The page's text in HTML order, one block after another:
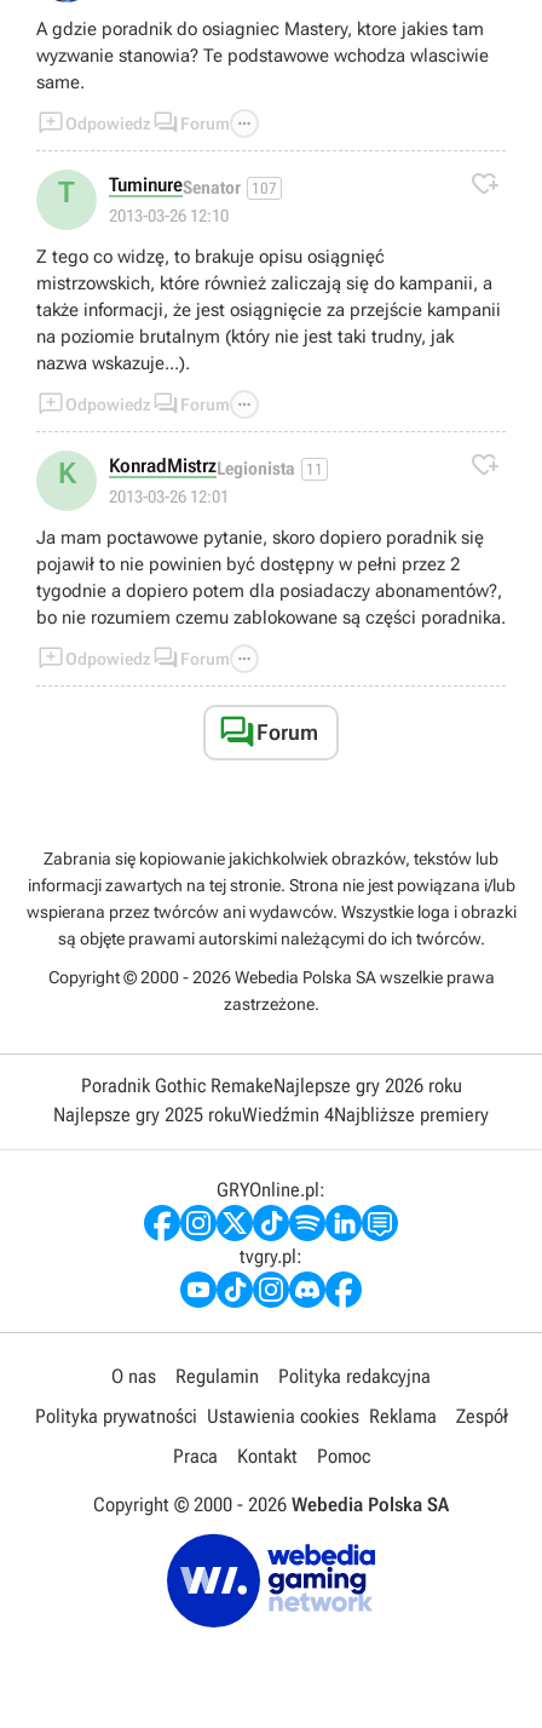
A gdzie poradnik do osiagniec Mastery, ktore jakies tam
wyzwanie stanowia? Te podstawowe wchodza wlasciwie
same.
Odpowiedz  Forum 
T TuminureSenator 107
2013-03-26 12:10

Z tego co widzę, to brakuje opisu osiągnięć
mistrzowskich, które również zaliczają się do kampanii, a
także informacji, że jest osiągnięcie za przejście kampanii
na poziomie brutalnym (który nie jest taki trudny, jak
nazwa wskazuje...).
Odpowiedz  Forum 
K KonradMistrzLegionista 11
2013-03-26 12:01

Ja mam poctawowe pytanie, skoro dopiero poradnik się
pojawił to nie powinien być dostępny w pełni przez 2
tygodnie a dopiero potem dla posiadaczy abonamentów?,
bo nie rozumiem czemu zablokowane są części poradnika.
Odpowiedz  Forum 
Forum
Zabrania się kopiowanie jakichkolwiek obrazków, tekstów lub
informacji zawartych na tej stronie. Strona nie jest powiązana i/lub
wspierana przez twórców ani wydawców. Wszystkie loga i obrazki
są objęte prawami autorskimi należącymi do ich twórców.
Copyright © 2000 - 2026 Webedia Polska SA wszelkie prawa
zastrzeżone.
Poradnik Gothic RemakeNajlepsze gry 2026 roku
Najlepsze gry 2025 rokuWiedźmin 4Najbliższe premiery
GRYOnline.pl:
tvgry.pl:
O nas Regulamin
Polityka redakcyjna
Polityka prywatności Ustawienia cookies Reklama
Zespół
Praca
Kontakt Pomoc
Copyright © 2000 - 2026 Webedia Polska SA